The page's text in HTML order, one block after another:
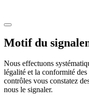
Motif du
Nous effectuons
légalité et la conformité
contrôles vous constatez
nous le signaler.